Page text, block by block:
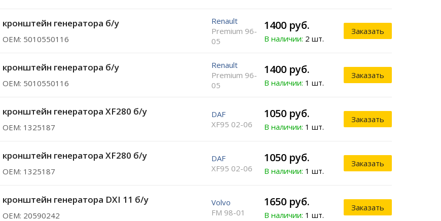
кронштейн генератора б/у
ОЕМ: 5010550116
Renault
Premium 96-
05
1400 руб.
В наличии: 2 шт.
Заказать
кронштейн генератора б/у
ОЕМ: 5010550116
Renault
Premium 96-
05
1400 руб.
В наличии: 1 шт.
Заказать
кронштейн генератора XF280 б/у
ОЕМ: 1325187
DAF
XF95 02-06
1050 руб.
В наличии: 1 шт.
Заказать
кронштейн генератора XF280 б/у
ОЕМ: 1325187
DAF
XF95 02-06
1050 руб.
В наличии: 1 шт.
Заказать
кронштейн генератора DXI 11 б/у
ОЕМ: 20590242
Volvo
FM 98-01
1650 руб.
В наличии: 1 шт.
Заказать